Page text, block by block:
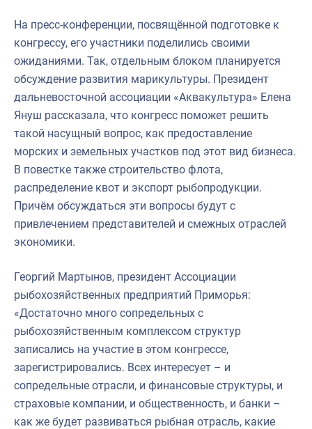
На пресс-конференции, посвящённой подготовке к
конгрессу, его участники поделились своими
ожиданиями. Так, отдельным блоком планируется
обсуждение развития марикультуры. Президент
дальневосточной ассоциации «Аквакультура» Елена
Януш рассказала, что конгресс поможет решить
такой насущный вопрос, как предоставление
морских и земельных участков под этот вид бизнеса.
В повестке также строительство флота,
распределение квот и экспорт рыбопродукции.
Причём обсуждаться эти вопросы будут с
привлечением представителей и смежных отраслей
экономики.
Георгий Мартынов, президент Ассоциации
рыбохозяйственных предприятий Приморья:
«Достаточно много сопредельных с
рыбохозяйственным комплексом структур
записались на участие в этом конгрессе,
зарегистрировались. Всех интересует – и
сопредельные отрасли, и финансовые структуры, и
страховые компании, и общественность, и банки –
как же будет развиваться рыбная отрасль, какие